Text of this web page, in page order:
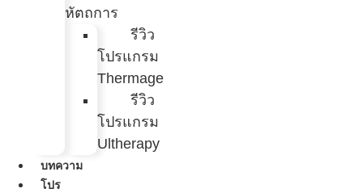
หัตถการ
รีวิว
โปรแกรม
Thermage
รีวิว
โปรแกรม
Ultherapy
บทความ
โปร